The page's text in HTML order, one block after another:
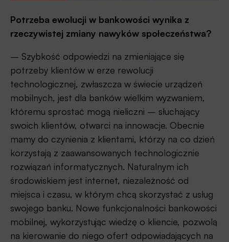
Potrzeba ewolucji w bankowości wynika z
rzeczywistej zmiany nawyków społeczeństwa?
– Szybkość odpowiedzi na zmieniające się
potrzeby klientów w erze rewolucji
technologicznej, zwłaszcza w świecie urządzeń
mobilnych, jest dla banków wielkim wyzwaniem,
któremu sprostać mogą nieliczni – słuchający
swoich klientów, otwarci na innowacje. Obecnie
mamy do czynienia z klientami, którzy na co dzień
korzystają z zaawansowanych technologicznie
rozwiązań informatycznych. Naturalnym ich
środowiskiem jest internet, niezależność od
miejsca i czasu, w którym chcą skorzystać z usług
swojego banku. Nowe funkcjonalności bankowości
mobilnej, wykorzystując wiedzę o kliencie, pozwolą
na kierowanie do niego ofert odpowiadających na